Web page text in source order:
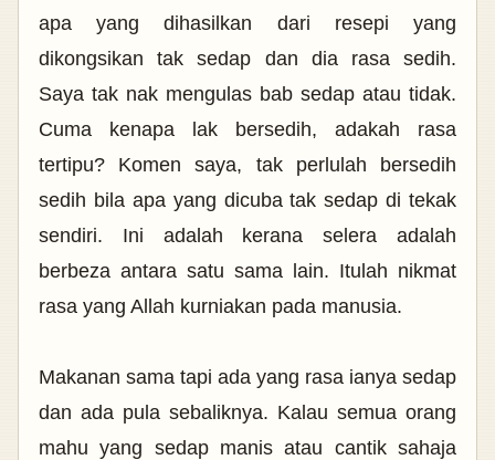
apa yang dihasilkan dari resepi yang
dikongsikan tak sedap dan dia rasa sedih.
Saya tak nak mengulas bab sedap atau tidak.
Cuma kenapa lak bersedih, adakah rasa
tertipu? Komen saya, tak perlulah bersedih
sedih bila apa yang dicuba tak sedap di tekak
sendiri. Ini adalah kerana selera adalah
berbeza antara satu sama lain. Itulah nikmat
rasa yang Allah kurniakan pada manusia.
Makanan sama tapi ada yang rasa ianya sedap
dan ada pula sebaliknya. Kalau semua orang
mahu yang sedap manis atau cantik sahaja